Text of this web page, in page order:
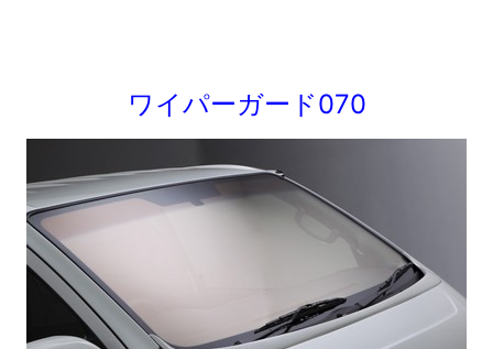
ワイパーガード070